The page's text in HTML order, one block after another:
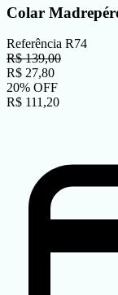
Colar
Referência R74
R$139,00
R$ 27,80
20% OFF
R$ 111,20